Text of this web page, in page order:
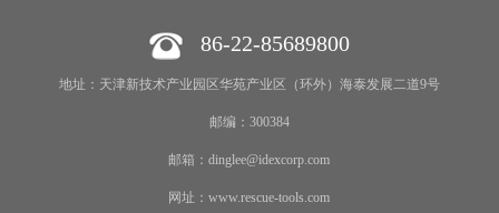
86-22-85689800
地址：天津新技术产业园区华苑产业区（环外）海泰发展二道9号
邮编：300384
邮箱：dinglee@idexcorp.com
网址：www.rescue-tools.com